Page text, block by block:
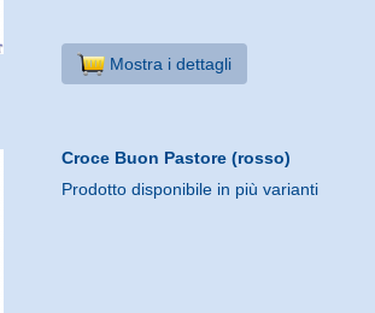
Mostra i dettagli
Croce Buon Pastore (rosso)
Prodotto disponibile in più varianti